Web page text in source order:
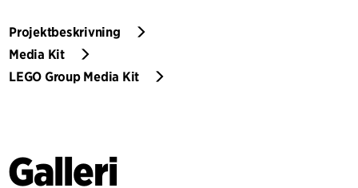
Projektbeskrivning
Media Kit
LEGO Group Media Kit
Galleri